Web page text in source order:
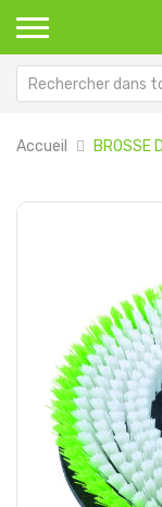
Accueil BROSSE
Passer
d’images